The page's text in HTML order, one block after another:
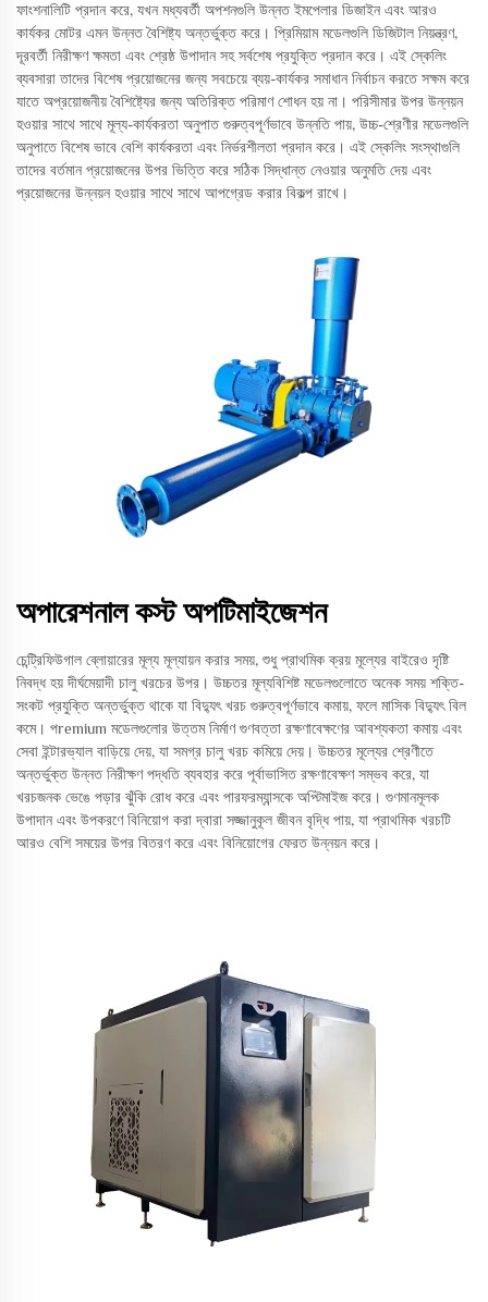
ফাংশনালিটি প্রদান করে, যখন মধ্যবর্তী অপশনগুলি উন্নত ইমপেলার ডিজাইন এবং আরও
কার্যকর মোটর এমন উন্নত বৈশিষ্ট্য অন্তর্ভুক্ত করে। প্রিমিয়াম মডেলগুলি ডিজিটাল নিয়ন্ত্রণ,
দূরবর্তী নিরীক্ষণ ক্ষমতা এবং শ্রেষ্ঠ উপাদান সহ সর্বশেষ প্রযুক্তি প্রদান করে। এই স্কেলিং
ব্যবসারা তাদের বিশেষ প্রয়োজনের জন্য সবচেয়ে ব্যয়-কার্যকর সমাধান নির্বাচন করতে সক্ষম করে
যাতে অপ্রয়োজনীয় বৈশিষ্ট্যের জন্য অতিরিক্ত পরিমাণ শোধন হয় না। পরিসীমার উপর উন্নয়ন
হওয়ার সাথে সাথে মূল্য-কার্যকরতা অনুপাত গুরুত্বপূর্ণভাবে উন্নতি পায়, উচ্চ-শ্রেণীর মডেলগুলি
অনুপাতে বিশেষ ভাবে বেশি কার্যকরতা এবং নির্ভরশীলতা প্রদান করে। এই স্কেলিং সংস্থাগুলি
তাদের বর্তমান প্রয়োজনের উপর ভিত্তি করে সঠিক সিদ্ধান্ত নেওয়ার অনুমতি দেয় এবং
প্রয়োজনের উন্নয়ন হওয়ার সাথে সাথে আপগ্রেড করার বিকল্প রাখে।
অপারেশনাল কস্ট অপটিমাইজেশন
চেন্ট্রিফিউগাল ব্লোয়ারের মূল্য মূল্যায়ন করার সময়, শুধু প্রাথমিক ক্রয় মূল্যের বাইরেও দৃষ্টি
নিবদ্ধ হয় দীর্ঘমেয়াদী চালু খরচের উপর। উচ্চতর মূল্যবিশিষ্ট মডেলগুলোতে অনেক সময় শক্তি-
সংকট প্রযুক্তি অন্তর্ভুক্ত থাকে যা বিদ্যুৎ খরচ গুরুত্বপূর্ণভাবে কমায়, ফলে মাসিক বিদ্যুৎ বিল
কমে। পremium মডেলগুলোর উত্তম নির্মাণ গুণবত্তা রক্ষণাবেক্ষণের আবশ্যকতা কমায় এবং
সেবা ইন্টারভ্যাল বাড়িয়ে দেয়, যা সমগ্র চালু খরচ কমিয়ে দেয়। উচ্চতর মূল্যের শ্রেণীতে
অন্তর্ভুক্ত উন্নত নিরীক্ষণ পদ্ধতি ব্যবহার করে পূর্বাভাসিত রক্ষণাবেক্ষণ সম্ভব করে, যা
খরচজনক ভেঙে পড়ার ঝুঁকি রোধ করে এবং পারফরম্যান্সকে অপ্টিমাইজ করে। গুণমানমূলক
উপাদান এবং উপকরণে বিনিয়োগ করা দ্বারা সজ্জানুকূল জীবন বৃদ্ধি পায়, যা প্রাথমিক খরচটি
আরও বেশি সময়ের উপর বিতরণ করে এবং বিনিয়োগের ফেরত উন্নয়ন করে।